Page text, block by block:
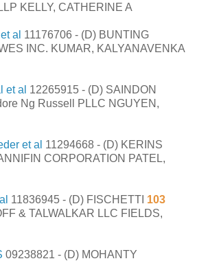
KELLY, CATHERINE A
al 11176706 - (D) BUNTING
INC. KUMAR, KALYANAVENKA
et al 12265915 - (D) SAINDON
Ng Russell PLLC NGUYEN,
et al 11294668 - (D) KERINS
CORPORATION PATEL,
11836945 - (D) FISCHETTI 103
& TALWALKAR LLC FIELDS,
09238821 - (D) MOHANTY